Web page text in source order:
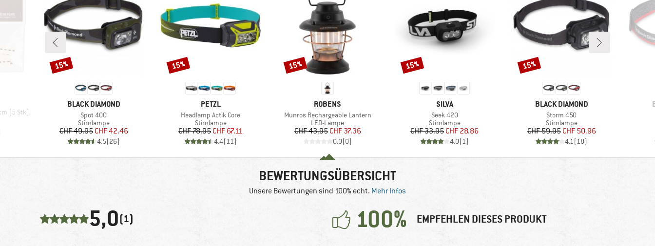
(5 Stk)
MARKE
BLACK DIAMOND
Artikel
Spot 400
Produktgruppe
Stirnlampe
Preis
CHF 49.95reduzierter Preis
CHF 42.46
4.5(26)
Rabatt
15%
MARKE
PETZL
Artikel
Headlamp Actik Core
Produktgruppe
Stirnlampe
Preis
CHF 78.95reduzierter Preis
CHF 67.11
4.4(11)
Rabatt
15%
MARKE
ROBENS
Artikel
Munros Rechargeable Lantern
Produktgruppe
LED-Lampe
Preis
CHF 43.95reduzierter Preis
CHF 37.36
0.0(0)
Rabatt
15%
MARKE
SILVA
Artikel
Seek 420
Produktgruppe
Stirnlampe
Preis
CHF 33.95reduzierter Preis
CHF 28.86
4.0(1)
Rabatt
15%
MARKE
BLACK DIAMOND
Artikel
Storm 450
Produktgruppe
Stirnlampe
Preis
CHF 59.95reduzierter Preis
CHF 50.96
4.1(18)
Rabatt
15%
BEWERTUNGSÜBERSICHT
Unsere Bewertungen sind 100% echt. Mehr Infos
5,0(1) 100% EMPFEHLEN DIESES PRODUKT